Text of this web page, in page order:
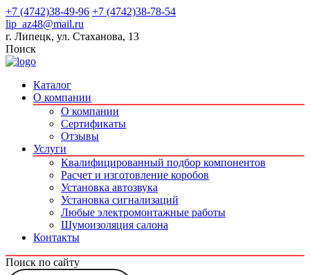
+7 (4742)38-49-96 +7 (4742)38-78-54
lip_az48@mail.ru
г. Липецк, ул. Стаханова, 13
Поиск
Каталог
О компании
О компании
Сертификаты
Отзывы
Услуги
Квалифицированный подбор компонентов
Расчет и изготовление коробов
Установка автозвука
Установка сигнализаций
Любые электромонтажные работы
Шумоизоляция салона
Контакты
Поиск по сайту